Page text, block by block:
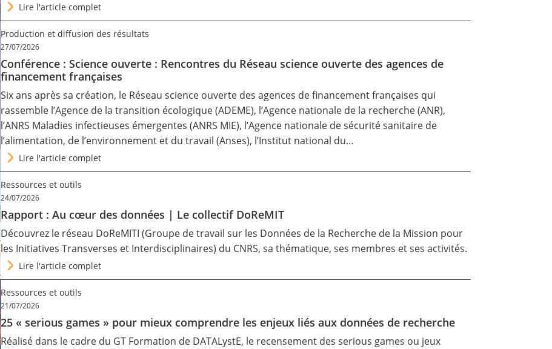
Lire l'article complet
Production et diffusion des résultats
27/07/2026
Conférence : Science ouverte : Rencontres du Réseau science ouverte des agences de
financement françaises
Six ans après sa création, le Réseau science ouverte des agences de financement françaises qui
rassemble l’Agence de la transition écologique (ADEME), l’Agence nationale de la recherche (ANR),
l’ANRS Maladies infectieuses émergentes (ANRS MIE), l’Agence nationale de sécurité sanitaire de
l’alimentation, de l’environnement et du travail (Anses), l’Institut national du…
Lire l'article complet
Ressources et outils
24/07/2026
Rapport : Au cœur des données | Le collectif DoReMIT
Découvrez le réseau DoReMITI (Groupe de travail sur les Données de la Recherche de la Mission pour
les Initiatives Transverses et Interdisciplinaires) du CNRS, sa thématique, ses membres et ses activités.
Lire l'article complet
Ressources et outils
21/07/2026
25 « serious games » pour mieux comprendre les enjeux liés aux données de recherche
Réalisé dans le cadre du GT Formation de DATALystE, le recensement des serious games ou jeux